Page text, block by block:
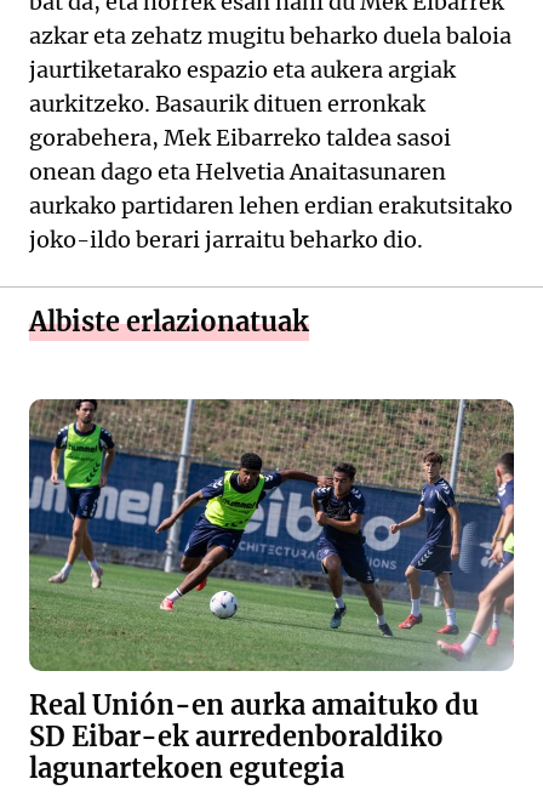
azkar eta zehatz mugitu beharko duela baloia
jaurtiketarako espazio eta aukera argiak
aurkitzeko. Basaurik dituen erronkak
gorabehera, Mek Eibarreko taldea sasoi
onean dago eta Helvetia Anaitasunaren
aurkako partidaren lehen erdian erakutsitako
joko-ildo berari jarraitu beharko dio.
Albiste erlazionatuak
Real Unión-en aurka amaituko du
SD Eibar-ek aurredenboraldiko
lagunartekoen egutegia